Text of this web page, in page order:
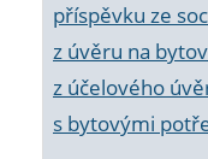
příspěvku ze
z úvěru na
z účelového
s bytovými